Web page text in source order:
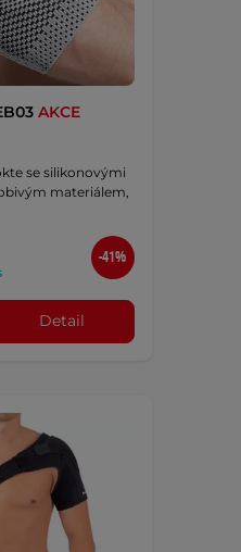
AKCE
se silikonovými
materiálem,
-41%
Detail